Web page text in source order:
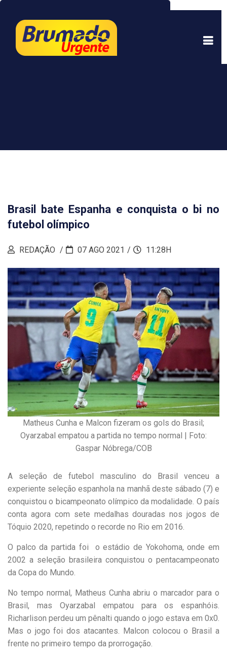
experiência. Ao continuar a navegar, você está
de acordo com isso.Saber mais.
Brasil bate Espanha e conquista o bi no
futebol olímpico
REDAÇÃO 07 AGO 2021 11:28H
Matheus Cunha e Malcon fizeram os gols do Brasil;
Oyarzabal empatou a partida no tempo normal | Foto:
Gaspar Nóbrega/COB
A seleção de futebol masculino do Brasil venceu a
experiente seleção espanhola na manhã deste sábado (7) e
conquistou o bicampeonato olímpico da modalidade. O país
conta agora com sete medalhas douradas nos jogos de
Tóquio 2020, repetindo o recorde no Rio em 2016.
O palco da partida foi o estádio de Yokohoma, onde em
2002 a seleção brasileira conquistou o pentacampeonato
da Copa do Mundo.
No tempo normal, Matheus Cunha abriu o marcador para o
Brasil, mas Oyarzabal empatou para os espanhóis.
Richarlison perdeu um pênalti quando o jogo estava em 0x0.
Mas o jogo foi dos atacantes. Malcon colocou o Brasil a
frente no primeiro tempo da prorrogação.